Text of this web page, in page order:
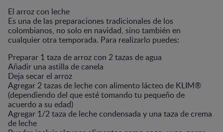
El arroz con leche
Es una de las preparaciones tradicionales de los
colombianos, no solo en navidad, sino también en
cualquier otra temporada. Para realizarlo puedes:
Preparar 1 taza de arroz con 2 tazas de agua
Añadir una astilla de canela
Deja secar el arroz
Agregar 2 tazas de leche con alimento lácteo de KLIM®
(dependiendo del que esté tomando tu pequeño de
acuerdo a su edad)
Agregar 1/2 taza de leche condensada y una taza de crema
de leche